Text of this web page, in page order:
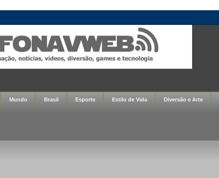
Mundo Brasil Esporte Estilo de Vida Diversão e Arte